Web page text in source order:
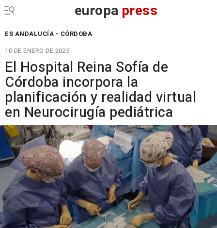
europa press
ES ANDALUCÍA - CÓRDOBA
10 DE ENERO DE 2025
El Hospital Reina Sofía de
Córdoba incorpora la
planificación y realidad virtual
en Neurocirugía pediátrica